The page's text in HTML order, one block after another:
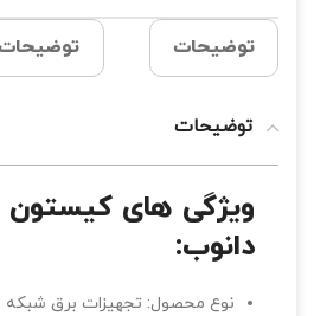
توضیحات
توضیحات
دانوب:
نوع محصول: تجهیزات برق شبکه